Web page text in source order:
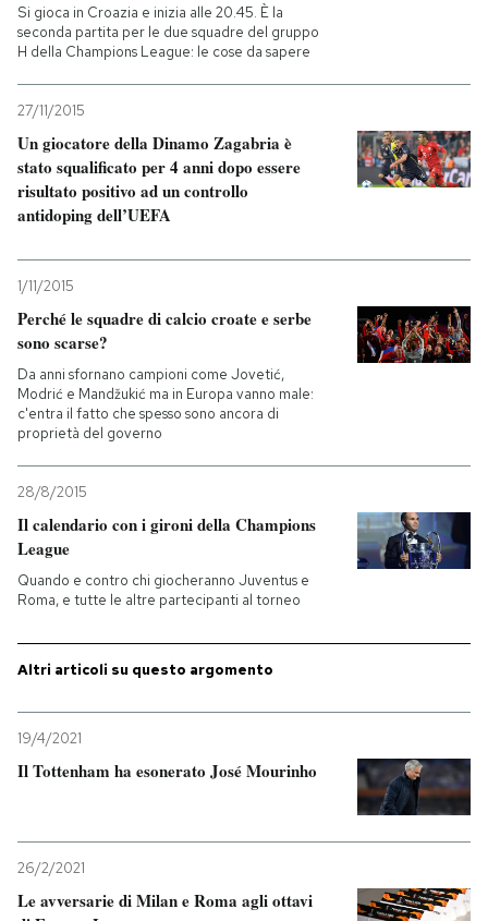
Si gioca in Croazia e inizia alle 20.45. È la
seconda partita per le due squadre del gruppo
H della Champions League: le cose da sapere
27/11/2015
Un giocatore della Dinamo Zagabria è
stato squalificato per 4 anni dopo essere
risultato positivo ad un controllo
antidoping dell’UEFA
1/11/2015
Perché le squadre di calcio croate e serbe
sono scarse?
Da anni sfornano campioni come Jovetić,
Modrić e Mandžukić ma in Europa vanno male:
c'entra il fatto che spesso sono ancora di
proprietà del governo
28/8/2015
Il calendario con i gironi della Champions
League
Quando e contro chi giocheranno Juventus e
Roma, e tutte le altre partecipanti al torneo
Altri articoli su questo argomento
19/4/2021
Il Tottenham ha esonerato José Mourinho
26/2/2021
Le avversarie di Milan e Roma agli ottavi